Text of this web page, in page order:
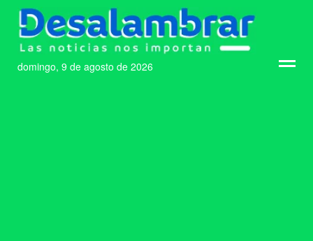
domingo, 9 de agosto de 2026